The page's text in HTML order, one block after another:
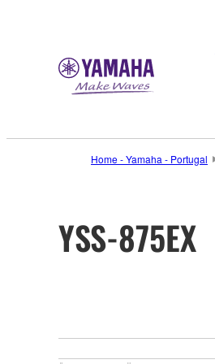
Home - Yamaha - Portugal
YSS-875EX